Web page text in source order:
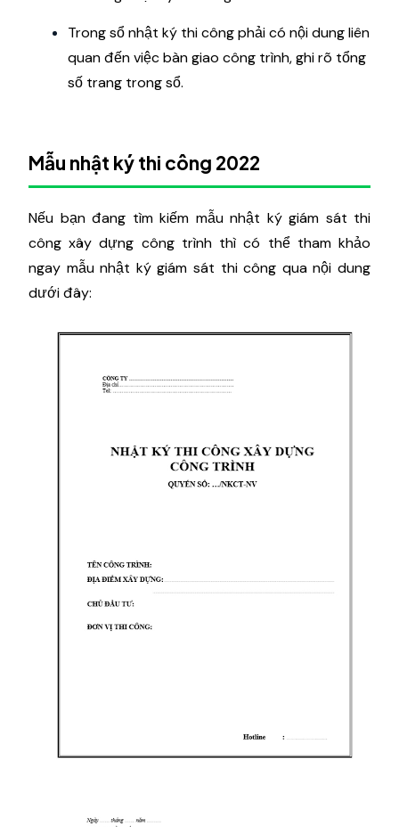
Trong sổ nhật ký thi công phải có nội dung liên
quan đến việc bàn giao công trình, ghi rõ tổng
số trang trong sổ.
Mẫu nhật ký thi công 2022
Nếu bạn đang tìm kiếm mẫu nhật ký giám sát thi
công xây dựng công trình thì có thể tham khảo
ngay mẫu nhật ký giám sát thi công qua nội dung
dưới đây: